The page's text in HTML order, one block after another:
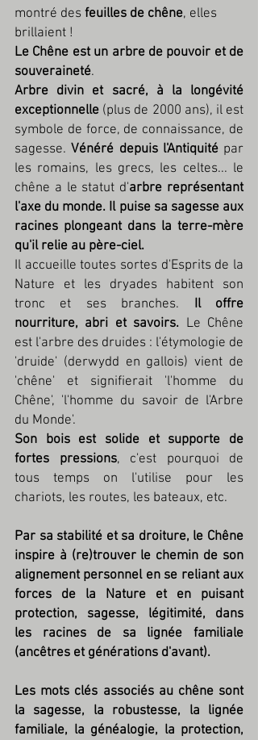
montré des feuilles de chêne, elles
brillaient !
Le Chêne est un arbre de pouvoir et de
souveraineté.
Arbre divin et sacré, à la longévité
exceptionnelle (plus de 2000 ans), il est
symbole de force, de connaissance, de
sagesse. Vénéré depuis l'Antiquité par
les romains, les grecs, les celtes... le
chêne a le statut d'arbre représentant
l'axe du monde. Il puise sa sagesse aux
racines plongeant dans la terre-mère
qu'il relie au père-ciel.
Il accueille toutes sortes d'Esprits de la
Nature et les dryades habitent son
tronc et ses branches. Il offre
nourriture, abri et savoirs. Le Chêne
est l'arbre des druides : l'étymologie de
'druide' (derwydd en gallois) vient de
'chêne' et signifierait 'l'homme du
Chêne', 'l'homme du savoir de l'Arbre
du Monde'.
Son bois est solide et supporte de
fortes pressions, c'est pourquoi de
tous temps on l'utilise pour les
chariots, les routes, les bateaux, etc.
Par sa stabilité et sa droiture, le Chêne
inspire à (re)trouver le chemin de son
alignement personnel en se reliant aux
forces de la Nature et en puisant
protection, sagesse, légitimité, dans
les racines de sa lignée familiale
(ancêtres et générations d'avant).
Les mots clés associés au chêne sont
la sagesse, la robustesse, la lignée
familiale, la généalogie, la protection,